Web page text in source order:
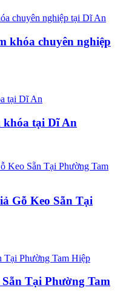
khóa chuyên nghiệp
khóa tại Dĩ An
Gỗ Keo Sẵn Tại
Tại Phường Tam